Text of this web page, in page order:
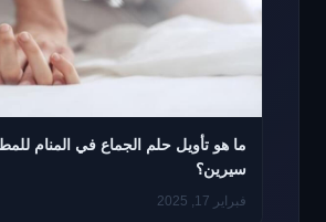
ما هو تأويل حلم الجماع في المنام
سيرين؟
فبراير 17, 2025